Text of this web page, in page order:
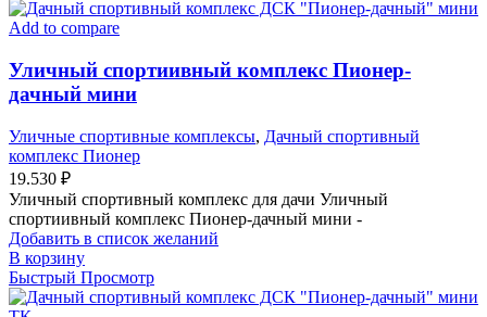
Add to compare
Уличный спортиивный комплекс Пионер-
дачный мини
Уличные спортивные комплексы, Дачный спортивный
комплекс Пионер
19.530 ₽
Уличный спортивный комплекс для дачи Уличный
спортиивный комплекс Пионер-дачный мини -
Добавить в список желаний
В корзину
Быстрый Просмотр